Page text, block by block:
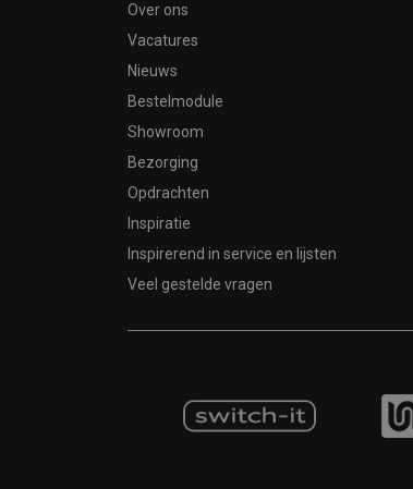
Over ons
Vacatures
Nieuws
Bestelmodule
Showroom
Bezorging
Opdrachten
Inspiratie
Inspirerend in service en lijsten
Veel gestelde vragen